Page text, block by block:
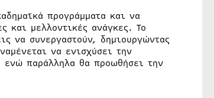
προγράμματα και να
και μελλοντικές ανάγκες. Το
να συνεργαστούν, δημιουργώντας
να ενισχύσει την
ενώ παράλληλα θα προωθήσει την